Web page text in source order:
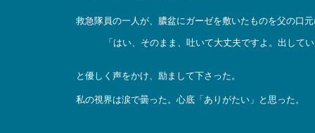
救急隊員の一人が、膿盆にガーゼを敷いたものを父の口
「はい、そのまま、吐いて大丈夫ですよ。出して
と優しく声をかけ、励まして下さった。
私の視界は涙で曇った。心底「ありがたい」と思った。